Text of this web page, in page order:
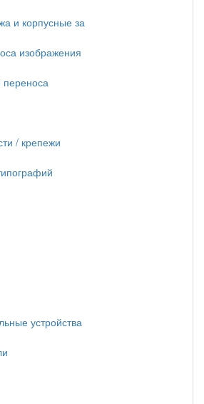
и корпусные за
изображения
/ крепежи
устройства